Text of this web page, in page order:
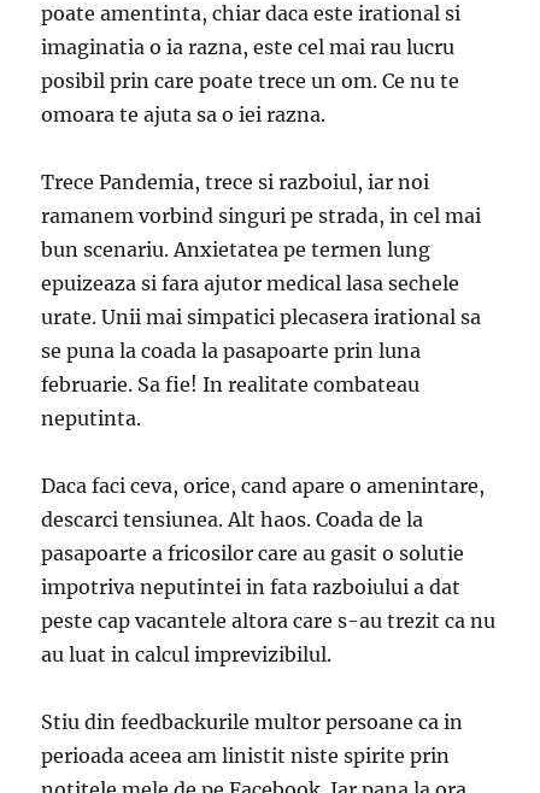
poate amentinta, chiar daca este irational si
imaginatia o ia razna, este cel mai rau lucru
posibil prin care poate trece un om. Ce nu te
omoara te ajuta sa o iei razna.
Trece Pandemia, trece si razboiul, iar noi
ramanem vorbind singuri pe strada, in cel mai
bun scenariu. Anxietatea pe termen lung
epuizeaza si fara ajutor medical lasa sechele
urate. Unii mai simpatici plecasera irational sa
se puna la coada la pasapoarte prin luna
februarie. Sa fie! In realitate combateau
neputinta.
Daca faci ceva, orice, cand apare o amenintare,
descarci tensiunea. Alt haos. Coada de la
pasapoarte a fricosilor care au gasit o solutie
impotriva neputintei in fata razboiului a dat
peste cap vacantele altora care s-au trezit ca nu
au luat in calcul imprevizibilul.
Stiu din feedbackurile multor persoane ca in
perioada aceea am linistit niste spirite prin